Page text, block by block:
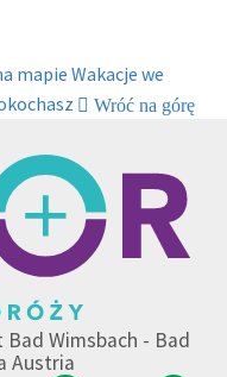
mapieWakacje we
Wróć na górę
Wimsbach - Bad
Austria